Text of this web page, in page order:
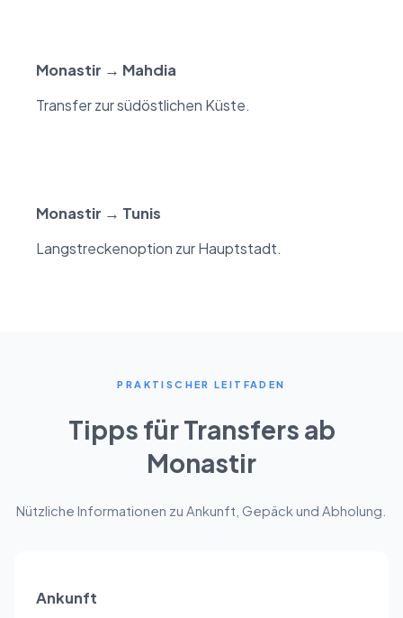
Monastir → Mahdia
Transfer zur südöstlichen Küste.
Monastir → Tunis
Langstreckenoption zur Hauptstadt.
PRAKTISCHER LEITFADEN
Tipps für Transfers ab
Monastir
Nützliche Informationen zu Ankunft, Gepäck und Abholung.
Ankunft